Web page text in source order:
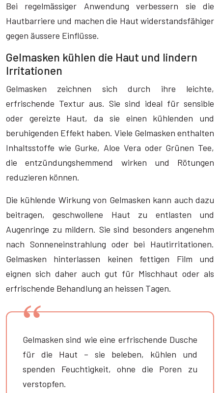
Bei regelmässiger Anwendung verbessern sie die
Hautbarriere und machen die Haut widerstandsfähiger
gegen äussere Einflüsse.
Gelmasken kühlen die Haut und lindern
Irritationen
Gelmasken zeichnen sich durch ihre leichte,
erfrischende Textur aus. Sie sind ideal für sensible
oder gereizte Haut, da sie einen kühlenden und
beruhigenden Effekt haben. Viele Gelmasken enthalten
Inhaltsstoffe wie Gurke, Aloe Vera oder Grünen Tee,
die entzündungshemmend wirken und Rötungen
reduzieren können.
Die kühlende Wirkung von Gelmasken kann auch dazu
beitragen, geschwollene Haut zu entlasten und
Augenringe zu mildern. Sie sind besonders angenehm
nach Sonneneinstrahlung oder bei Hautirritationen.
Gelmasken hinterlassen keinen fettigen Film und
eignen sich daher auch gut für Mischhaut oder als
erfrischende Behandlung an heissen Tagen.
Gelmasken sind wie eine erfrischende Dusche
für die Haut – sie beleben, kühlen und
spenden Feuchtigkeit, ohne die Poren zu
verstopfen.